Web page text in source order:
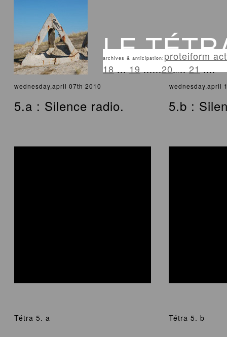
LE
archives & anticipation: proteiform act
18...19......20.....21....
Tétra 5. a Tétra 5. b
wednesday,april
wednesday,april 07th 2010
5.a : Silence radio. 5.b :